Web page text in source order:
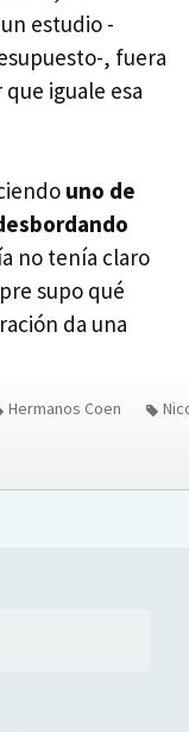
estudio -
, fuera
iguale esa
uno de
no tenía claro
supo qué
da una
Hermanos Coen